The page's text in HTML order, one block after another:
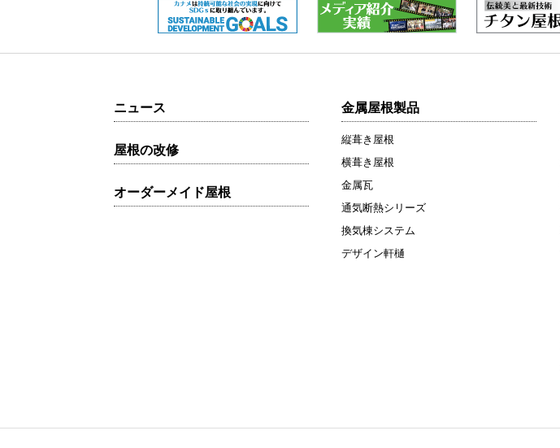
ニュース
屋根の改修
オーダーメイド屋根
金属屋根製品
縦葺き屋根
横葺き屋根
金属瓦
通気断熱シリーズ
換気棟システム
デザイン軒樋